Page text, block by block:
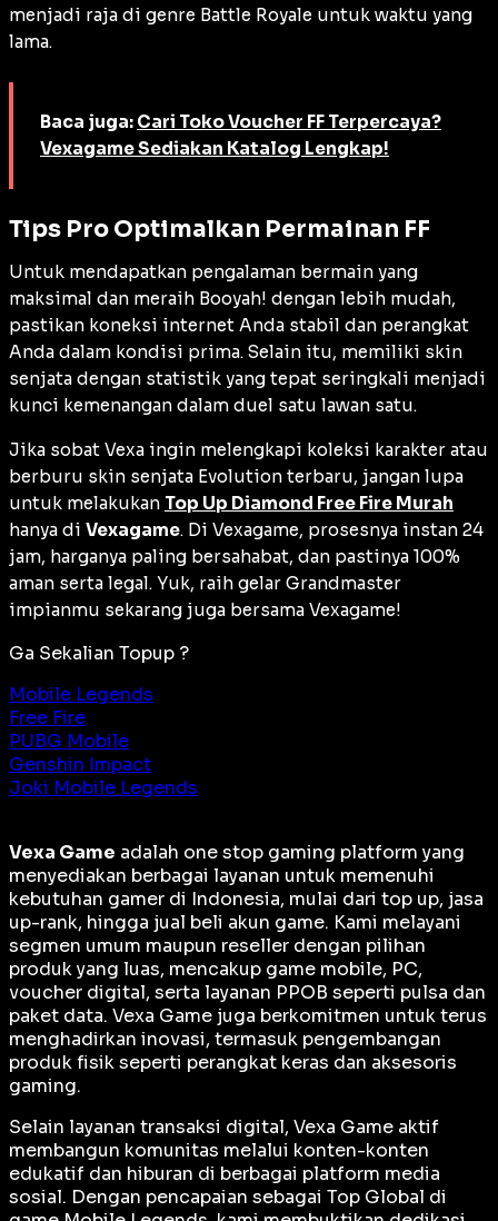
menjadi raja di genre Battle Royale untuk waktu yang
lama.
Baca juga: Cari Toko Voucher FF Terpercaya?
Vexagame Sediakan Katalog Lengkap!
Tips Pro Optimalkan Permainan FF
Untuk mendapatkan pengalaman bermain yang
maksimal dan meraih Booyah! dengan lebih mudah,
pastikan koneksi internet Anda stabil dan perangkat
Anda dalam kondisi prima. Selain itu, memiliki skin
senjata dengan statistik yang tepat seringkali menjadi
kunci kemenangan dalam duel satu lawan satu.
Jika sobat Vexa ingin melengkapi koleksi karakter atau
berburu skin senjata Evolution terbaru, jangan lupa
untuk melakukan Top Up Diamond Free Fire Murah
hanya di Vexagame. Di Vexagame, prosesnya instan 24
jam, harganya paling bersahabat, dan pastinya 100%
aman serta legal. Yuk, raih gelar Grandmaster
impianmu sekarang juga bersama Vexagame!
Ga Sekalian Topup ?
Mobile Legends
Free Fire
PUBG Mobile
Genshin Impact
Joki Mobile Legends
Vexa Game adalah one stop gaming platform yang
menyediakan berbagai layanan untuk memenuhi
kebutuhan gamer di Indonesia, mulai dari top up, jasa
up-rank, hingga jual beli akun game. Kami melayani
segmen umum maupun reseller dengan pilihan
produk yang luas, mencakup game mobile, PC,
voucher digital, serta layanan PPOB seperti pulsa dan
paket data. Vexa Game juga berkomitmen untuk terus
menghadirkan inovasi, termasuk pengembangan
produk fisik seperti perangkat keras dan aksesoris
gaming.
Selain layanan transaksi digital, Vexa Game aktif
membangun komunitas melalui konten-konten
edukatif dan hiburan di berbagai platform media
sosial. Dengan pencapaian sebagai Top Global di